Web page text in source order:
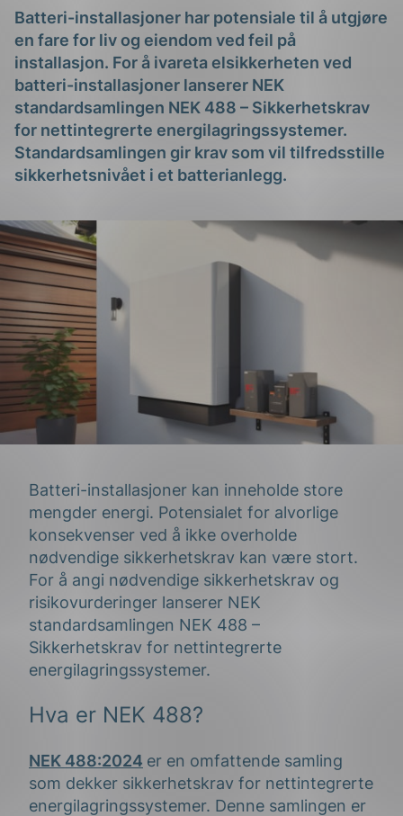
Batteri-installasjoner har potensiale til å utgjøre
en fare for liv og eiendom ved feil på
installasjon. For å ivareta elsikkerheten ved
batteri-installasjoner lanserer NEK
standardsamlingen NEK 488 – Sikkerhetskrav
for nettintegrerte energilagringssystemer.
Standardsamlingen gir krav som vil tilfredsstille
sikkerhetsnivået i et batterianlegg.
Batteri-installasjoner kan inneholde store
mengder energi. Potensialet for alvorlige
konsekvenser ved å ikke overholde
nødvendige sikkerhetskrav kan være stort.
For å angi nødvendige sikkerhetskrav og
risikovurderinger lanserer NEK
standardsamlingen NEK 488 –
Sikkerhetskrav for nettintegrerte
energilagringssystemer.
Hva er NEK 488?
NEK 488:2024 er en omfattende samling
som dekker sikkerhetskrav for nettintegrerte
energilagringssystemer. Denne samlingen er